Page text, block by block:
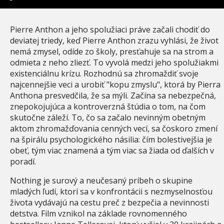
Pierre Anthon a jeho spolužiaci práve začali chodiť do
deviatej triedy, keď Pierre Anthon zrazu vyhlási, že život
nemá zmysel, odíde zo školy, presťahuje sa na strom a
odmieta z neho zliezť. To vyvolá medzi jeho spolužiakmi
existenciálnu krízu. Rozhodnú sa zhromaždiť svoje
najcennejšie veci a urobiť "kopu zmyslu", ktorá by Pierra
Anthona presvedčila, že sa mýli. Začína sa nebezpečná,
znepokojujúca a kontroverzná štúdia o tom, na čom
skutočne záleží. To, čo sa začalo nevinným obetným
aktom zhromažďovania cenných vecí, sa čoskoro zmení
na špirálu psychologického násilia: čím bolestivejšia je
obeť, tým viac znamená a tým viac sa žiada od ďalších v
poradí.
Nothing je surový a neučesaný príbeh o skupine
mladých ľudí, ktorí sa v konfrontácii s nezmyselnosťou
života vydávajú na cestu preč z bezpečia a nevinnosti
detstva. Film vznikol na základe rovnomenného